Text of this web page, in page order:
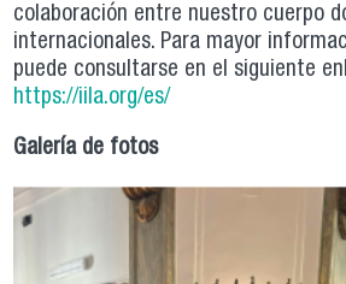
colaboración entre nuestro cuerpo
internacionales. Para mayor
puede consultarse en el siguiente
https://iila.org/es/
Galería de fotos